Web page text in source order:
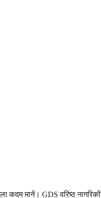
कदम मानें। GDS वरिष्ठ